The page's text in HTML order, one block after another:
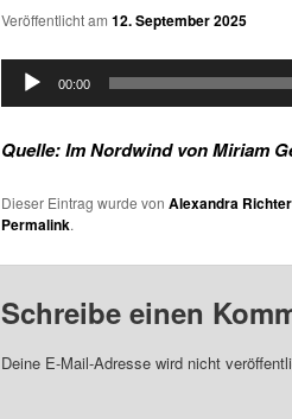
Veröffentlicht am 12. September 2025
Audio-
00:00
Quelle: Im Nordwind von Miriam
Dieser Eintrag wurde von Alexandra Richter
Permalink.
Schreibe einen
Deine E-Mail-Adresse wird nicht